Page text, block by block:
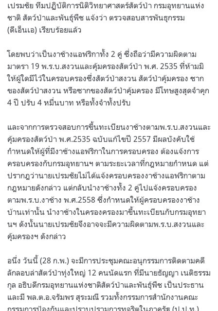
เปรมชัย ทีมปฏิบัติการนิติวิทยาศาสตร์สัตว์ป่า กรมอุทยานแห่ง
ชาติ สัตว์ป่าและพันธุ์พืช แจ้งว่า ตรวจสอบสารพันธุกรรม
(ดีเอ็นเอ) เรียบร้อยแล้ว
โดยพบว่าเป็นงาช้างแอฟริกาทั้ง 2 คู่ ซึ่งถือว่ามีความผิดตาม
มาตรา 19 พ.ร.บ.สงวนและคุ้มครองสัตว์ป่า พ.ศ. 2535 ที่ห้ามมิ
ให้ผู้ใดมีไว้ในครอบครองซึ่งสัตว์ป่าสงวน สัตว์ป่าคุ้มครอง ซาก
ของสัตว์ป่าสงวน หรือซากของสัตว์ป่าคุ้มครอง มีโทษสูงสุดจำคุก
4 ปี ปรับ 4 หมื่นบาท หรือทั้งจำทั้งปรับ
และจากการตรวจสอบการขึ้นทะเบียนงาช้างตามพ.ร.บ.สงวนและ
คุ้มครองสัตว์ป่า พ.ศ.2535 ฉบับแก้ไขปี 2557 มีผลบังคับใช้
กำหนดให้ผู้ที่มีงาช้างแอฟริกาในการครอบครอง ต้องแจ้งการ
ครอบครองกับกรมอุทยานฯ ตามระยะเวลาที่กฎหมายกำหนด แต่
ปรากฎว่านายเปรมชัยไม่ได้แจ้งครอบครองงาช้างแอฟริกาตาม
กฎหมายดังกล่าว แต่กลับนำงาช้างทั้ง 2 คู่ไปแจ้งครอบครอง
ตามพ.ร.บ.งาช้าง พ.ศ.2558 ซึ่งกำหนดให้ผู้ครอบครองงาช้าง
บ้านเท่านั้น นำงาช้างในครองครองมาขึ้นทะเบียนกับกรมอุทยา
นฯ ดังนั้นนายเปรมชัยจึงอาจจะมีความผิดตามพ.ร.บ.สงวนและ
คุ้มครองฯ ดังกล่าว
อนึ่ง วันนี้ (28 ก.พ.) จะมีการประชุมคณะอนุกรรมการติดตามคดี
ลักลอบล่าสัตว์ป่าทุ่งใหญ่ 12 คนนัดแรก ที่มีนายธัญญา เนติธรรม
กุล อธิบดีกรมอุทยานแห่งชาติสัตว์ป่าและพันธุ์พืช เป็นประธาน
และมี พล.ต.อ.จรัมพร สุระมณี รวมทั้งกรรมการสำนักงานคณะ
กรรมการป้องกันและปราบปรามการทุจริตในภาครัฐ (ป.ป.ท.)